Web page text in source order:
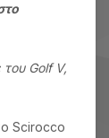
του Golf V,
Scirocco